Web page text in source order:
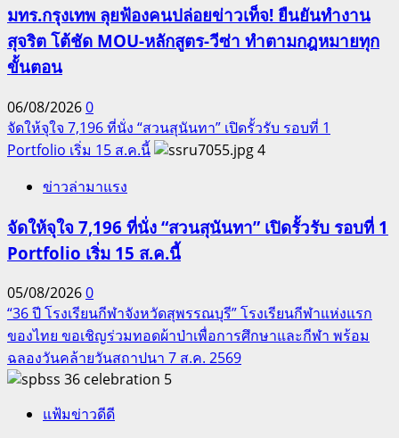
มทร.กรุงเทพ ลุยฟ้องคนปล่อยข่าวเท็จ! ยืนยันทำงาน
สุจริต โต้ชัด MOU-หลักสูตร-วีซ่า ทำตามกฎหมายทุก
ขั้นตอน
06/08/20260
จัดให้จุใจ 7,196 ที่นั่ง “สวนสุนันทา” เปิดรั้วรับ รอบที่ 1
Portfolio เริ่ม 15 ส.ค.นี้
4
ข่าวล่ามาแรง
จัดให้จุใจ 7,196 ที่นั่ง “สวนสุนันทา” เปิดรั้วรับ รอบที่ 1
Portfolio เริ่ม 15 ส.ค.นี้
05/08/20260
“36 ปี โรงเรียนกีฬาจังหวัดสุพรรณบุรี” โรงเรียนกีฬาแห่งแรก
ของไทย ขอเชิญร่วมทอดผ้าป่าเพื่อการศึกษาและกีฬา พร้อม
ฉลองวันคล้ายวันสถาปนา 7 ส.ค. 2569
5
แฟ้มข่าวดีดี